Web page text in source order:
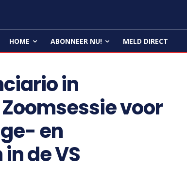
HOME ABONNEER NU! MELD DIRECT
in
voor
en
de VS